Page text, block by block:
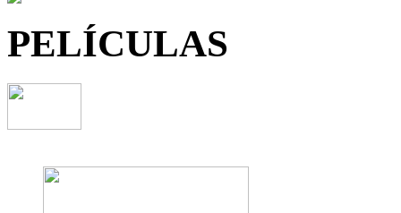
PELÍCULAS